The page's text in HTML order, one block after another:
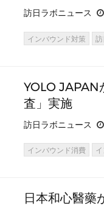
訪日ラボニュース
インバウンド対策
YOLO
査」実施
訪日ラボニュース
インバウンド消費
日本和心醫藥